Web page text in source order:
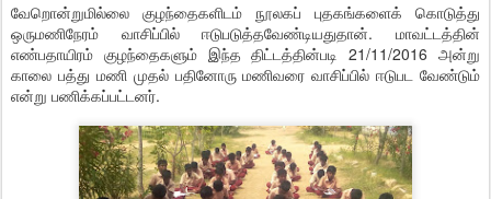
வேறொன்றுமில்லை குழந்தைகளிடம் நூலகப் புதகங்களைக் கொடுத்து
ஒருமணிநேரம் வாசிப்பில் ஈடுபடுத்தவேண்டியதுதான். மாவட்டத்தின்
எண்பதாயிரம் குழந்தைகளும் இந்த திட்டத்தின்படி 21/11/2016 அன்று
காலை பத்து மணி முதல் பதினோரு மணிவரை வாசிப்பில் ஈடுபட வேண்டும்
என்று பணிக்கப்பட்டனர்.